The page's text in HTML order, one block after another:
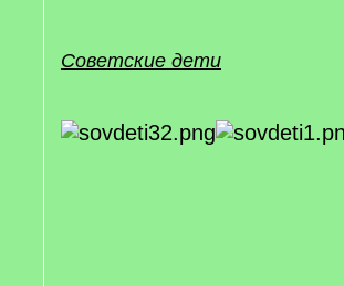
Советские дети